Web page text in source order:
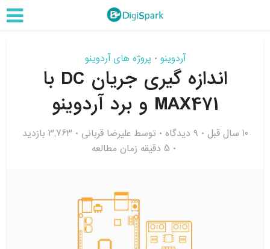
آردوینو • پروژه های آردوینو
اندازه‌ گیری جریان DC با
MAX471 و برد آردوینو
10 سال قبل ۹ دیدگاه توسط علیرضا قربانی
3,763 بازدید
5 دقیقه زمان مطالعه